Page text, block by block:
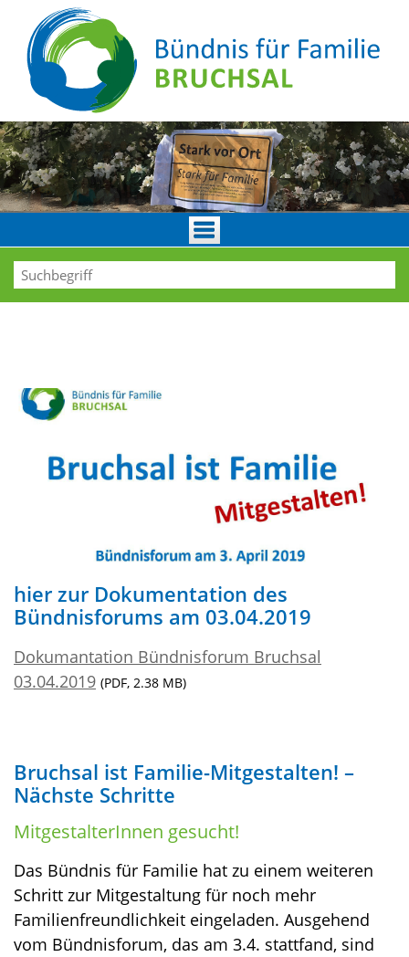
hier zur Dokumentation des
Bündnisforums am 03.04.2019
Dokumantation Bündnisforum Bruchsal
03.04.2019 (PDF, 2.38 MB)
Bruchsal ist Familie-Mitgestalten! –
Nächste Schritte
MitgestalterInnen gesucht!
Das Bündnis für Familie hat zu einem weiteren
Schritt zur Mitgestaltung für noch mehr
Familienfreundlichkeit eingeladen. Ausgehend
vom Bündnisforum, das am 3.4. stattfand, sind